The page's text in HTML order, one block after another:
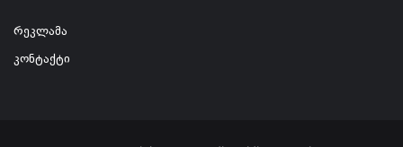
რეკლამა
კონტაქტი